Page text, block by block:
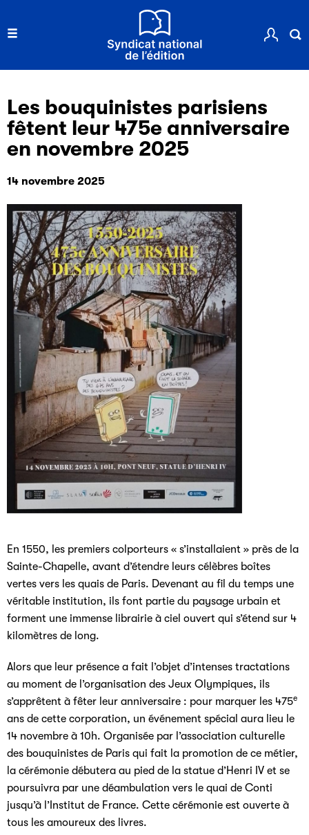
Les bouquinistes parisiens
fêtent leur 475e anniversaire
en novembre 2025
14 novembre 2025
En 1550, les premiers colporteurs « s’installaient » près de la
Sainte-Chapelle, avant d’étendre leurs célèbres boîtes
vertes vers les quais de Paris. Devenant au fil du temps une
véritable institution, ils font partie du paysage urbain et
forment une immense librairie à ciel ouvert qui s’étend sur 4
kilomètres de long.
Alors que leur présence a fait l’objet d’intenses tractations
au moment de l’organisation des Jeux Olympiques, ils
s’apprêtent à fêter leur anniversaire : pour marquer les 475e
ans de cette corporation, un événement spécial aura lieu le
14 novembre à 10h. Organisée par l’association culturelle
des bouquinistes de Paris qui fait la promotion de ce métier,
la cérémonie débutera au pied de la statue d’Henri IV et se
poursuivra par une déambulation vers le quai de Conti
jusqu’à l’Institut de France. Cette cérémonie est ouverte à
tous les amoureux des livres.